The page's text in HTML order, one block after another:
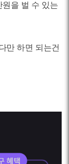
을 벌 수 있는
만 하면 되는건